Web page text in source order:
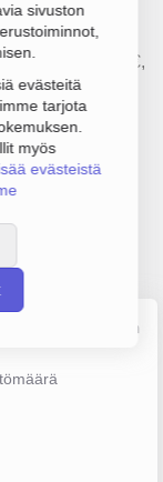
sivuston
evästeitä
tarjota
myös
evästeistä
on 9.7 milj. €,
on
Pello.
YTJ, PRH, Traficom